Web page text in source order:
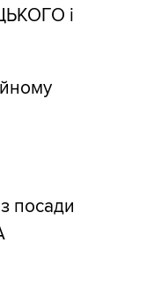
і
посади